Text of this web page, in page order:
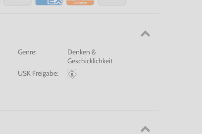
Genre:
Denken &
Geschicklichkeit
USK Freigabe: